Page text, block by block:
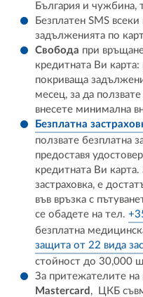
България и чужбина,
Безплатен SMS
задълженията по
Свобода при
кредитната Ви
покриваща
месец, за да
внесете минимална
Безплатна
ползвате безплатна
предоставя
кредитната Ви карта.
застраховка, е
във връзка с
се обадете на тел.
безплатна
защита от 22 вида
стойност до 30,000
За притежателите на
Mastercard , ЦКБ